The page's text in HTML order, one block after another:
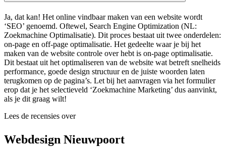
Ja, dat kan! Het online vindbaar maken van een website wordt
‘SEO’ genoemd. Oftewel, Search Engine Optimization (NL:
Zoekmachine Optimalisatie). Dit proces bestaat uit twee onderdelen:
on-page en off-page optimalisatie. Het gedeelte waar je bij het
maken van de website controle over hebt is on-page optimalisatie.
Dit bestaat uit het optimaliseren van de website wat betreft snelheids
performance, goede design structuur en de juiste woorden laten
terugkomen op de pagina’s. Let bij het aanvragen via het formulier
erop dat je het selectieveld ‘Zoekmachine Marketing’ dus aanvinkt,
als je dit graag wilt!
Lees de recensies over
Webdesign Nieuwpoort